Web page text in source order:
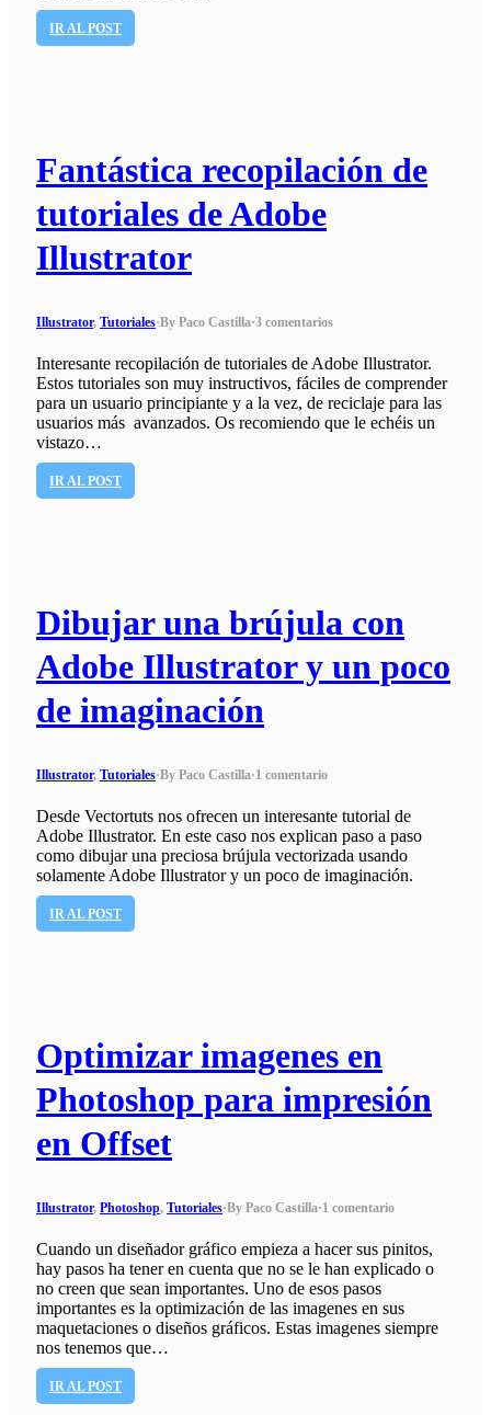
IR AL POST
Fantástica recopilación de
tutoriales de Adobe
Illustrator
Illustrator, Tutoriales·By Paco Castilla·3 comentarios
Interesante recopilación de tutoriales de Adobe Illustrator.
Estos tutoriales son muy instructivos, fáciles de comprender
para un usuario principiante y a la vez, de reciclaje para las
usuarios más avanzados. Os recomiendo que le echéis un
vistazo…
IR AL POST
Dibujar una brújula con
Adobe Illustrator y un poco
de imaginación
Illustrator, Tutoriales·By Paco Castilla·1 comentario
Desde Vectortuts nos ofrecen un interesante tutorial de
Adobe Illustrator. En este caso nos explican paso a paso
como dibujar una preciosa brújula vectorizada usando
solamente Adobe Illustrator y un poco de imaginación.
IR AL POST
Optimizar imagenes en
Photoshop para impresión
en Offset
Illustrator, Photoshop, Tutoriales·By Paco Castilla·1 comentario
Cuando un diseñador gráfico empieza a hacer sus pinitos,
hay pasos ha tener en cuenta que no se le han explicado o
no creen que sean importantes. Uno de esos pasos
importantes es la optimización de las imagenes en sus
maquetaciones o diseños gráficos. Estas imagenes siempre
nos tenemos que…
IR AL POST